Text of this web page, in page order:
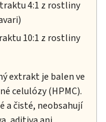
4:1 z rostliny
10:1 z rostliny
extrakt je balen ve
celulózy (HPMC).
a čisté, neobsahují